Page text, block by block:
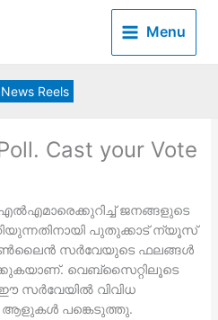
Menu
News Reels
Cast your Vote
ജനങ്ങളുടെ
പുതുക്കാട് ന്യൂസ്
ഓണ്‍ലൈന്‍ സര്‍വേയുടെ ഫലങ്ങള്‍
വെബ്‌സൈറ്റിലൂടെ
ഈ സര്‍വേയില്‍ വിവിധ
ആളുകള്‍ പങ്കെടുത്തു.